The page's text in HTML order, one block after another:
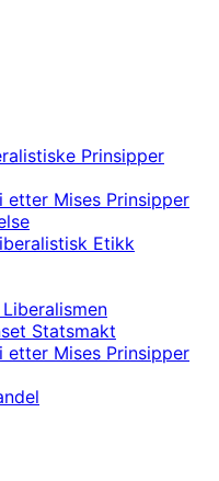
Prinsipper
Mises Prinsipper
Etikk
Statsmakt
Mises Prinsipper